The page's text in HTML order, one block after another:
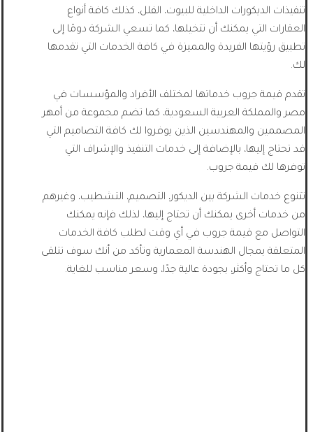
تنفيذات الديكورات الداخلية للبيوت، الفلل، كذلك كافة أنواع
العقارات التي يمكنك أن تتخيلها، كما تسعي الشركة دومًا إلى
تطبيق رؤيتها الفريدة والمميزة في كافة الخدمات التي تقدمها
لك.
تقدم قيمة جروب خدماتها لمختلف الأفراد والمؤسسات في
مصر والمملكة العربية السعودية، كما تضم مجموعة من أمهر
المصممين والمهندسين الذين يوفروا لك كافة التصاميم التي
قد تحتاج إليها، بالإضافة إلى خدمات التنفيذ والإشراف التي
توفرها لك قيمة جروب.
تتنوع خدمات الشركة بين الديكور، التصميم، التشطيب، وغيرهم
من خدمات أخرى يمكنك أن تحتاج إليها، لذلك فإنه يمكنك
التواصل مع قيمة جروب في أي وقت لطلب كافة الخدمات
المتعلقة بمجال الهندسة المعمارية وتأكد من أنك سوف تتلقى
كل ما تحتاج وأكثر، بجودة عالية جدًا، وسعر مناسب للغاية.